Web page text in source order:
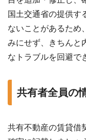
国土交通省の提供す
ないことがあるため
みにせず、きちんと
なトラブルを回避で
共有者全員の
共有不動産の賃貸借